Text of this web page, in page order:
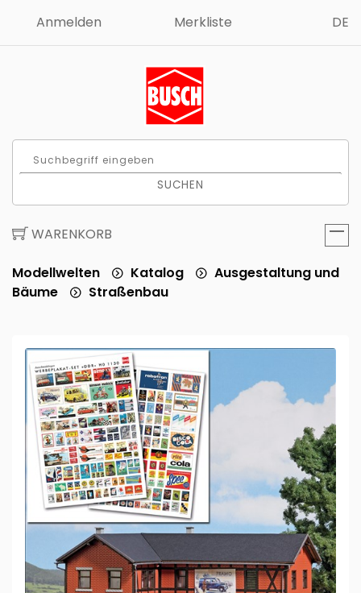
Anmelden Merkliste DE
SUCHEN
WARENKORB
Modellwelten Katalog
Ausgestaltung und
Bäume
Straßenbau